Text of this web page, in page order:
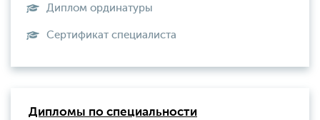
Диплом ординатуры
Сертификат специалиста
Дипломы по специальности